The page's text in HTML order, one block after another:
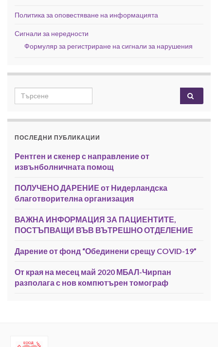
Политика за оповестяване на информацията
Сигнали за нередности
Формуляр за регистриране на сигнали за нарушения
Search for:
ПОСЛЕДНИ ПУБЛИКАЦИИ
Рентген и скенер с направление от
извънболничната помощ
ПОЛУЧЕНО ДАРЕНИЕ от Нидерландска
благотворителна организация
ВАЖНА ИНФОРМАЦИЯ ЗА ПАЦИЕНТИТЕ,
ПОСТЪПВАЩИ ВЪВ ВЪТРЕШНО ОТДЕЛЕНИЕ
Дарение от фонд “Обединени срещу COVID-19”
От края на месец май 2020 МБАЛ-Чирпан
разполага с нов компютърен томограф